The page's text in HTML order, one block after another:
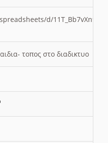
d/
τοπος στο διαδικτυο